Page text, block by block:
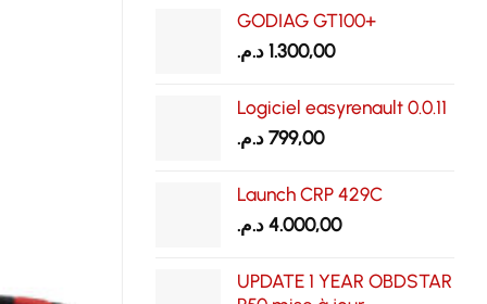
GODIAG GT100+
1.300,00د.م.
Logiciel easyrenault 0.0.11
799,00د.م.
Launch CRP 429C
4.000,00د.م.
UPDATE 1 YEAR OBDSTAR